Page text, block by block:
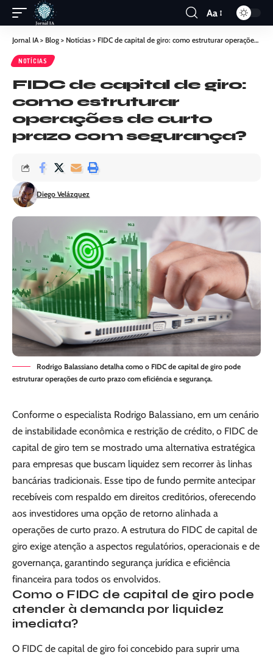
Aa
Jornal IA> Blog > Notícias > FIDC de capital de giro: como estruturar operações de curto prazo com segurança?
NOTÍCIAS
FIDC de capital de giro:
como estruturar
operações de curto
prazo com segurança?
Diego Velázquez
Rodrigo Balassiano detalha como o FIDC de capital de giro pode
estruturar operações de curto prazo com eficiência e segurança.
Conforme o especialista Rodrigo Balassiano, em um cenário
de instabilidade econômica e restrição de crédito, o FIDC de
capital de giro tem se mostrado uma alternativa estratégica
para empresas que buscam liquidez sem recorrer às linhas
bancárias tradicionais. Esse tipo de fundo permite antecipar
recebíveis com respaldo em direitos creditórios, oferecendo
aos investidores uma opção de retorno alinhada a
operações de curto prazo. A estrutura do FIDC de capital de
giro exige atenção a aspectos regulatórios, operacionais e de
governança, garantindo segurança jurídica e eficiência
financeira para todos os envolvidos.
Como o FIDC de capital de giro pode
atender à demanda por liquidez
imediata?
O FIDC de capital de giro foi concebido para suprir uma